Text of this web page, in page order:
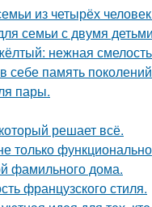
из четырёх
семьи с двумя
нежная
себе память
пары.
решает всё.
только
фамильного дома.
французского стиля.